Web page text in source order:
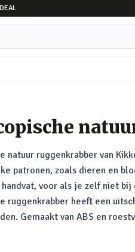
natuur ruggenkrabber van
patronen, zoals dieren en
handvat, voor als je zelf niet
ruggenkrabber heeft een
Gemaakt van ABS en